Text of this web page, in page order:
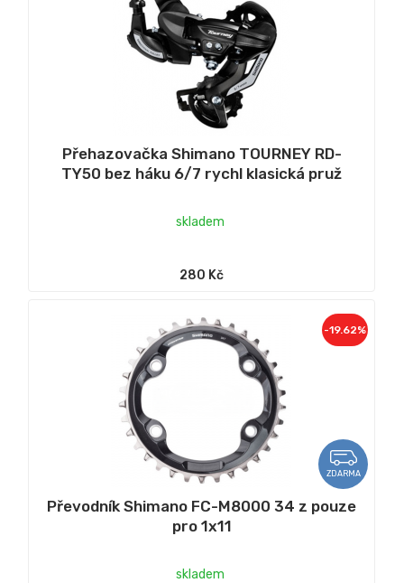
Přehazovačka Shimano TOURNEY RD-
TY50 bez háku 6/7 rychl klasická pruž
skladem
280 Kč
ZDARMA
-19.62%
Převodník Shimano FC-M8000 34 z pouze
pro 1x11
skladem